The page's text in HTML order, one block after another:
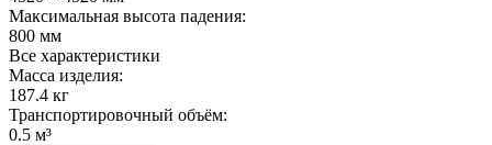
Максимальная высота падения:
800 мм
Все характеристики
Масса изделия:
187.4 кг
Транспортировочный объём:
0.5 м³